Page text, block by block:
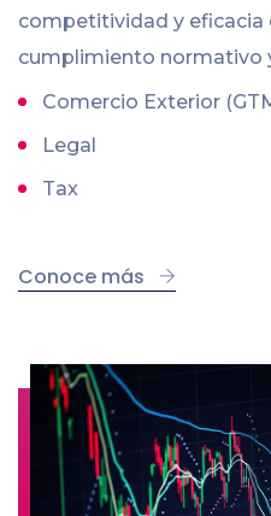
competitividad y eficacia
cumplimiento normativo
Comercio Exterior
Legal
Tax
Conoce más